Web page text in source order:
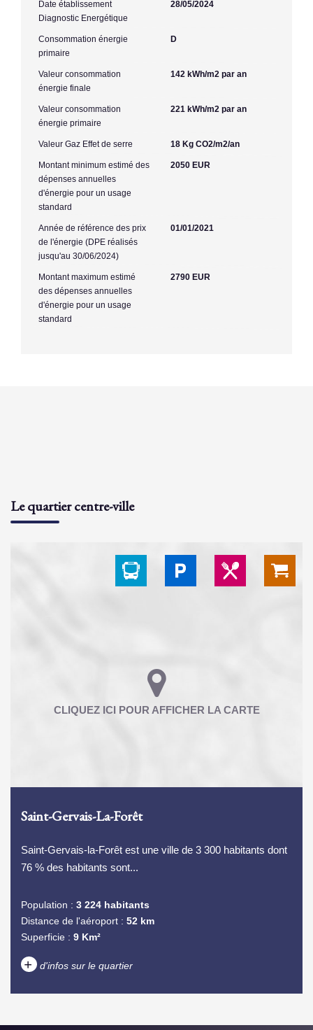
Date établissement
Diagnostic Energétique
28/05/2024
Consommation énergie
primaire
D
Valeur consommation
énergie finale
142 kWh/m2 par an
Valeur consommation
énergie primaire
221 kWh/m2 par an
Valeur Gaz Effet de serre 18 Kg CO2/m2/an
Montant minimum estimé des
dépenses annuelles
d'énergie pour un usage
standard
2050 EUR
Année de référence des prix
de l'énergie (DPE réalisés
jusqu'au 30/06/2024)
01/01/2021
Montant maximum estimé
des dépenses annuelles
d'énergie pour un usage
standard
2790 EUR
Le quartier centre-ville
Saint-Gervais-La-Forêt
Saint-Gervais-la-Forêt est une ville de 3 300 habitants dont
76 % des habitants sont...
Population : 3 224 habitants
Distance de l'aéroport : 52 km
Superficie : 9 Km²
+ d'infos sur le quartier